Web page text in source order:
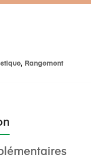
, Rangement